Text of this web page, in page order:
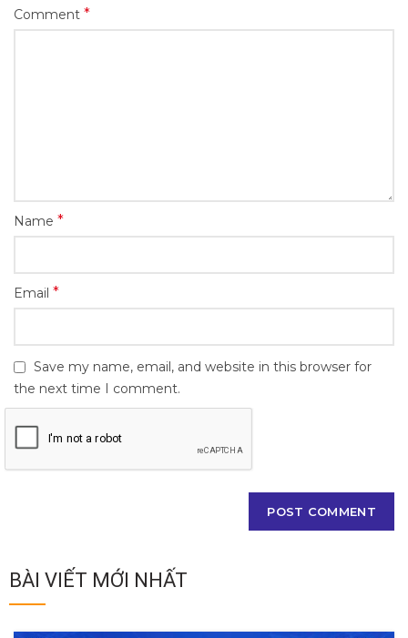
Comment *
Name *
Email *
Save my name, email, and website in this browser for
the next time I comment.
BÀI VIẾT MỚI NHẤT